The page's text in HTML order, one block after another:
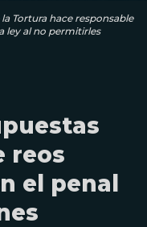
Tortura hace responsable
ley al no permitirles
reos
el penal